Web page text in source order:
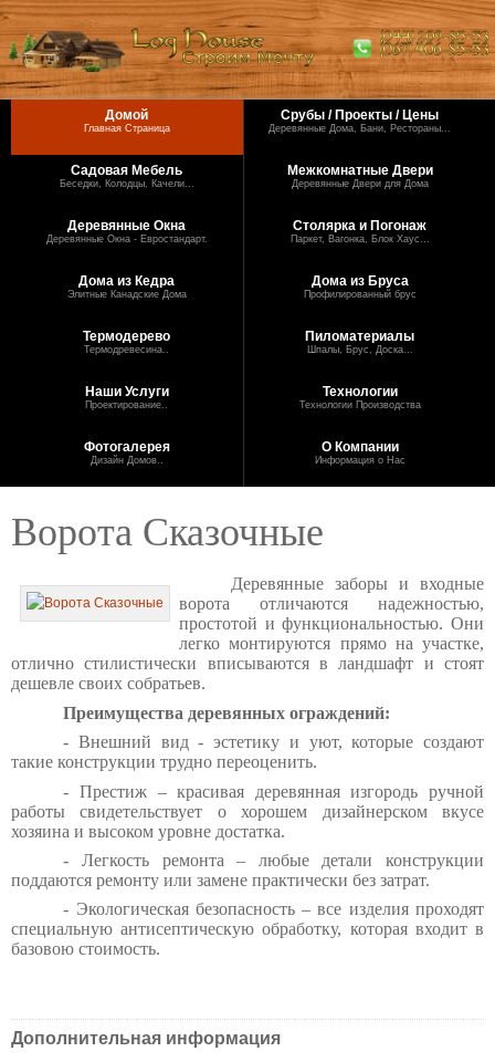
Домой
Главная Страница
Срубы / Проекты / Цены
Деревянные Дома, Бани, Рестораны...
Садовая Мебель
Беседки, Колодцы, Качели...
Межкомнатные Двери
Деревянные Двери для Дома
Деревянные Окна
Деревянные Окна - Евростандарт.
Столярка и Погонаж
Паркет, Вагонка, Блок Хаус...
Дома из Кедра
Элитные Канадские Дома
Дома из Бруса
Профилированный брус
Термодерево
Термодревесина..
Пиломатериалы
Шпалы, Брус, Доска...
Наши Услуги
Проектирование..
Технологии
Технологии Производства
Фотогалерея
Дизайн Домов..
О Компании
Информация о Нас
Ворота Сказочные
Деревянные заборы и входные
ворота отличаются надежностью,
простотой и функциональностью. Они
легко монтируются прямо на участке,
отлично стилистически вписываются в ландшафт и стоят
дешевле своих собратьев.
Преимущества деревянных ограждений:
- Внешний вид - эстетику и уют, которые создают
такие конструкции трудно переоценить.
- Престиж – красивая деревянная изгородь ручной
работы свидетельствует о хорошем дизайнерском вкусе
хозяина и высоком уровне достатка.
- Легкость ремонта – любые детали конструкции
поддаются ремонту или замене практически без затрат.
- Экологическая безопасность – все изделия проходят
специальную антисептическую обработку, которая входит в
базовою стоимость.
Дополнительная информация